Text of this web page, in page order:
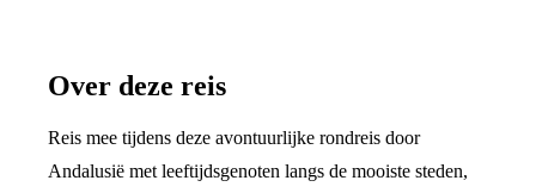
Over deze reis
Reis mee tijdens deze avontuurlijke rondreis door
Andalusië met leeftijdsgenoten langs de mooiste steden,